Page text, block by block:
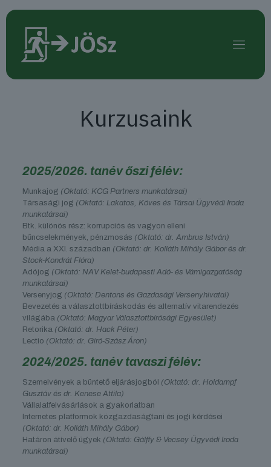
Kurzusaink
2025/2026. tanév őszi félév:
Munkajog (Oktató: KCG Partners munkatársai)
Társasági jog (Oktató: Lakatos, Köves és Társai Ügyvédi Iroda
munkatársai)
Btk. különös rész: korrupciós és vagyon elleni
bűncselekmények, pénzmosás (Oktató: dr. Ambrus István)
Média a XXI. században (Oktató: dr. Kolláth Mihály Gábor és dr.
Stock-Kondrát Flóra)
Adójog (Oktató: NAV Kelet-budapesti Adó- és Vámigazgatóság
munkatársai)
Versenyjog (Oktató: Dentons és Gazdasági Versenyhivatal)
Bevezetés a választottbíráskodás és alternatív vitarendezés
világába (Oktató: Magyar Választottbírósági Egyesület)
Retorika (Oktató: dr. Hack Péter)
Lectio (Oktató: dr. Giró-Szász Áron)
2024/2025. tanév tavaszi félév:
Szemelvények a büntető eljárásjogból (Oktató: dr. Holdampf
Gusztáv és dr. Kenese Attila)
Vállalatfelvásárlások a gyakorlatban
Internetes platformok közgazdaságtani és jogi kérdései
(Oktató: dr. Kolláth Mihály Gábor)
Határon átívelő ügyek (Oktató: Gálffy & Vecsey Ügyvédi Iroda
munkatársai)